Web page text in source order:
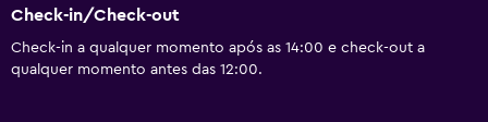
Check-in/Check-out
Check-in a qualquer momento após as 14:00 e check-out a
qualquer momento antes das 12:00.